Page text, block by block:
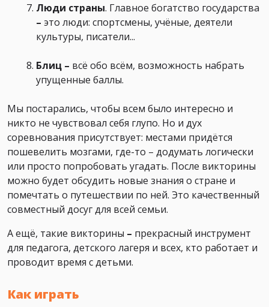
Люди страны. Главное богатство государства
– это люди: спортсмены, учёные, деятели
культуры, писатели...
Блиц – всё обо всём, возможность набрать
упущенные баллы.
Мы постарались, чтобы всем было интересно и
никто не чувствовал себя глупо. Но и дух
соревнования присутствует: местами придётся
пошевелить мозгами, где-то – додумать логически
или просто попробовать угадать. После викторины
можно будет обсудить новые знания о стране и
помечтать о путешествии по ней. Это качественный
совместный досуг для всей семьи.
А ещё, такие викторины – прекрасный инструмент
для педагога, детского лагеря и всех, кто работает и
проводит время с детьми.
Как играть